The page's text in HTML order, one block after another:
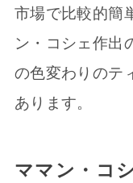
市場で比較的簡
ン・コシェ作出
の色変わりのテ
あります。
ママン・コ